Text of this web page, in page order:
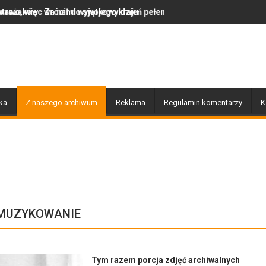
kraju
dzień pełen muzyki, tańca i niezapomnianych emocji!
Uwaga! Usuwamy drzewa
Z naszego archiwum Reklama Regulamin komentarzy
Tym razem porcja zdjęć archiwalnych